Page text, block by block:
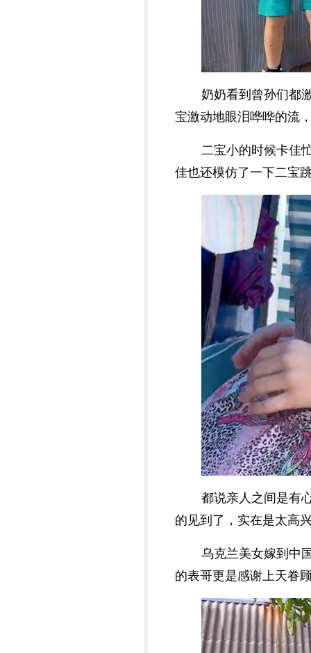
奶奶看到曾孙们都
宝激动地眼泪哗哗的流
二宝小的时候卡佳
佳也还模仿了一下二宝
都说亲人之间是有
的见到了，实在是太高
乌克兰美女嫁到中
的表哥更是感谢上天眷